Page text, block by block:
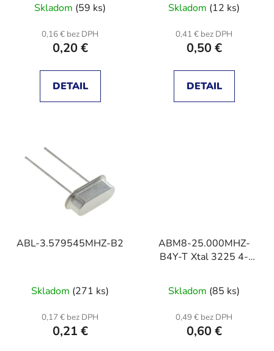
Skladom (59 ks)
0,16 € bez DPH
0,20 €
DETAIL
Skladom (12 ks)
0,41 € bez DPH
0,50 €
DETAIL
ABL-3.579545MHZ-B2
Skladom (271 ks)
0,17 € bez DPH
0,21 €
ABM8-25.000MHZ-
B4Y-T Xtal 3225 4-
30ppm Stab 30ppm
-20 C 70 C 18pF 50
Ohms
Skladom (85 ks)
0,49 € bez DPH
0,60 €